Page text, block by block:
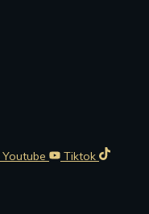
Youtube Tiktok